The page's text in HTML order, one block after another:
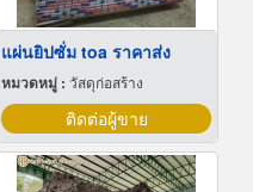
แผ่นยิปซั่ม toa ราคาส่ง
หมวดหมู่ : วัสดุก่อสร้าง
ติดต่อผู้ขาย